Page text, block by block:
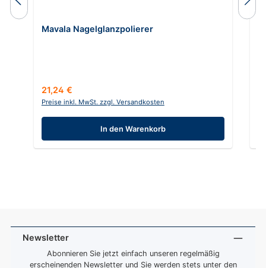
Mavala Nagelglanzpolierer
Regulärer Preis:
21,24 €
Preise inkl. MwSt. zzgl. Versandkosten
In den Warenkorb
Newsletter
Abonnieren Sie jetzt einfach unseren regelmäßig
erscheinenden Newsletter und Sie werden stets unter den